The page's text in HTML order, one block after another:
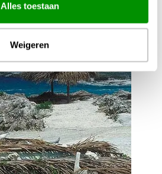
Alles toestaan
Weigeren